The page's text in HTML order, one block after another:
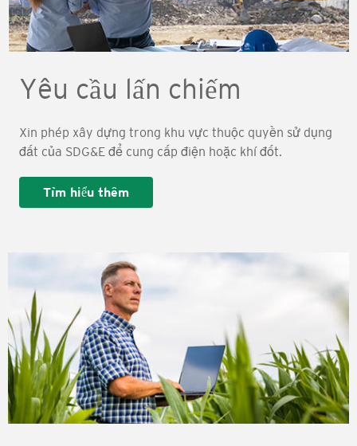
Yêu cầu lấn chiếm
Xin phép xây dựng trong khu vực thuộc quyền sử dụng
đất của SDG&E để cung cấp điện hoặc khí đốt.
Tìm hiểu thêm